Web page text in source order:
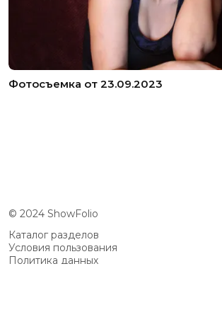
Фотосъемка от 23.09.2023
© 2024 ShowFolio
Каталог разделов
Условия пользования
Политика данных